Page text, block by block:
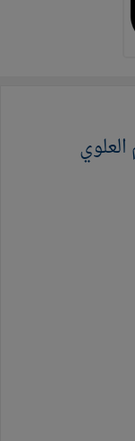
العلوي